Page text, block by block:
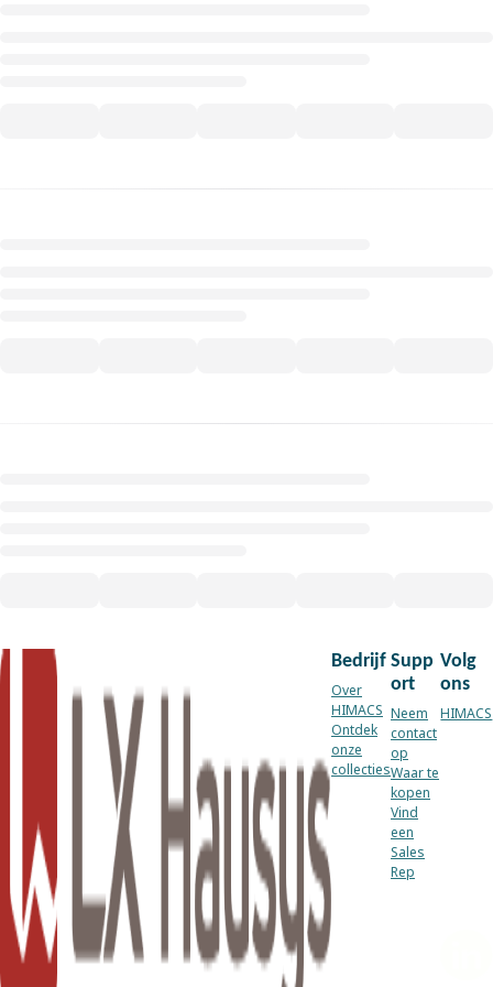
Bedrijf
Over
HIMACS
Ontdek
onze
collecties
Supp
ort
Neem
contact
op
Waar te
kopen
Vind
een
Sales
Rep
Volg
ons
HIMACS